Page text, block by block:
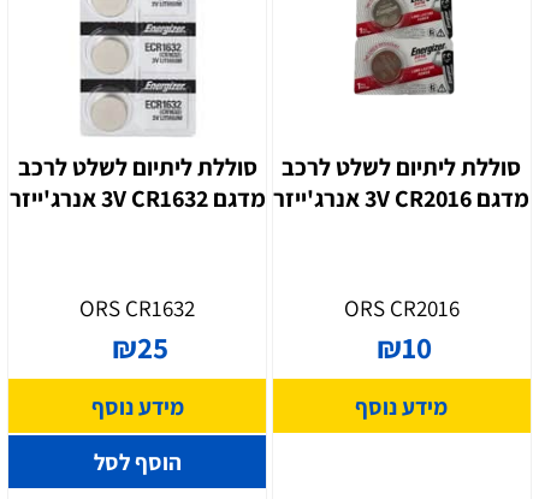
סוללת ליתיום לשלט לרכב
מדגם CR2016 ‏3V אנרג'ייזר
ORS CR2016
₪10
מידע נוסף
סוללת ליתיום לשלט לרכב
מדגם CR1632 ‏3V אנרג'ייזר
ORS CR1632
₪25
מידע נוסף
הוסף לסל